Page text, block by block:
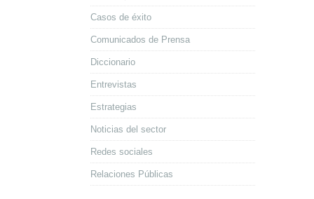
Casos de éxito
Comunicados de Prensa
Diccionario
Entrevistas
Estrategias
Noticias del sector
Redes sociales
Relaciones Públicas